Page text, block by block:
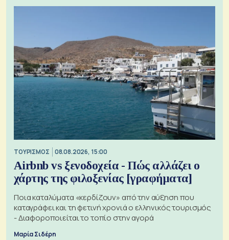
ΤΟΥΡΙΣΜΟΣ 08.08.2026, 15:00
Airbnb vs ξενοδοχεία - Πώς αλλάζει ο
χάρτης της φιλοξενίας [γραφήματα]
Ποια καταλύματα «κερδίζουν» από την αύξηση που
καταγράφει και τη φετινή χρονιά ο ελληνικός τουρισμός
- Διαφοροποιείται το τοπίο στην αγορά
Μαρία Σιδέρη